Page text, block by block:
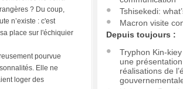
? Du coup,
n’existe : c'est
place sur l'échiquier
pourvue
Elle ne
loger des
Tshisekedi:
Macron visite
Depuis toujours :
Tryphon Kin-
une
réalisations de